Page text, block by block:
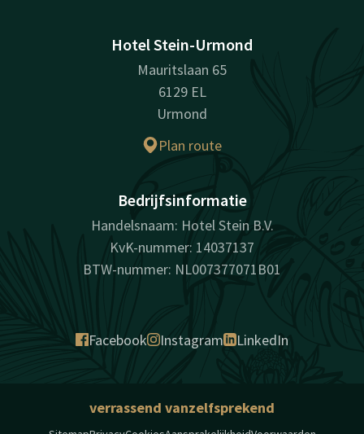
Hotel Stein-Urmond
Mauritslaan 65
6129 EL
Urmond
Plan route
Bedrijfsinformatie
Handelsnaam: Hotel Stein B.V.
KvK-nummer: 14037137
BTW-nummer: NL007377071B01
Facebook Instagram LinkedIn
verrassend vanzelfsprekend